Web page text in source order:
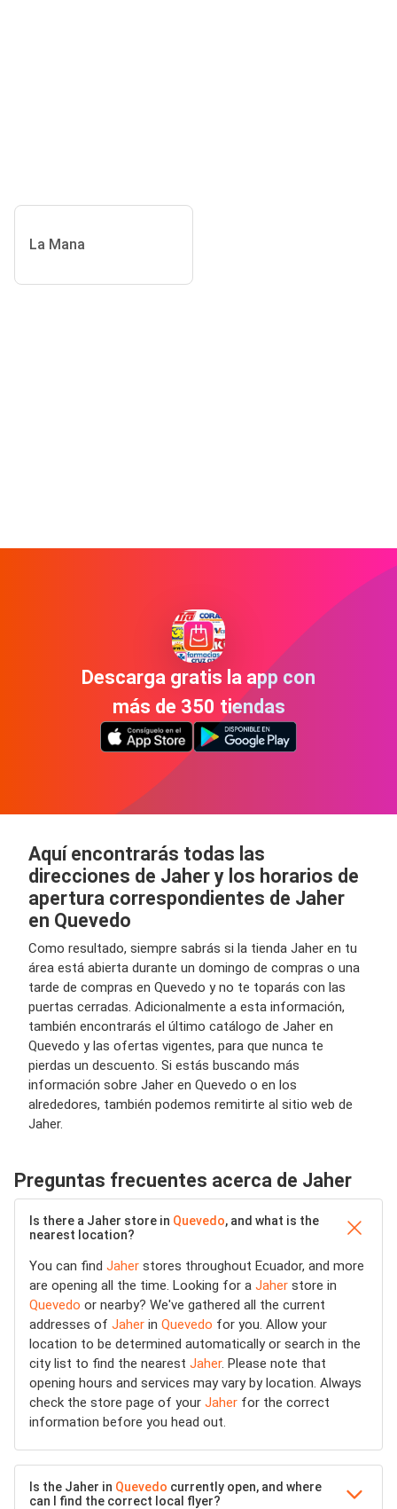
La Mana
Descarga gratis la app con
más de 350 tiendas
Aquí encontrarás todas las
direcciones de Jaher y los horarios de
apertura correspondientes de Jaher
en Quevedo
Como resultado, siempre sabrás si la tienda Jaher en tu
área está abierta durante un domingo de compras o una
tarde de compras en Quevedo y no te toparás con las
puertas cerradas. Adicionalmente a esta información,
también encontrarás el último catálogo de Jaher en
Quevedo y las ofertas vigentes, para que nunca te
pierdas un descuento. Si estás buscando más
información sobre Jaher en Quevedo o en los
alrededores, también podemos remitirte al sitio web de
Jaher.
Preguntas frecuentes acerca de Jaher
Is there a Jaher store in Quevedo, and what is the
nearest location?
You can find Jaher stores throughout Ecuador, and more
are opening all the time. Looking for a Jaher store in
Quevedo or nearby? We've gathered all the current
addresses of Jaher in Quevedo for you. Allow your
location to be determined automatically or search in the
city list to find the nearest Jaher. Please note that
opening hours and services may vary by location. Always
check the store page of your Jaher for the correct
information before you head out.
Is the Jaher in Quevedo currently open, and where
can I find the correct local flyer?